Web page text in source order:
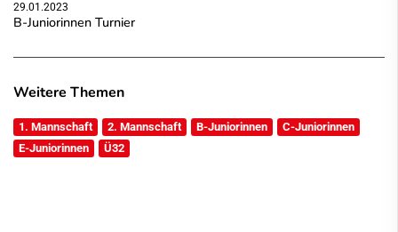
29.01.2023
B-Juniorinnen Turnier
Weitere Themen
1. Mannschaft 2. Mannschaft B-Juniorinnen
C-Juniorinnen
E-Juniorinnen
Ü32